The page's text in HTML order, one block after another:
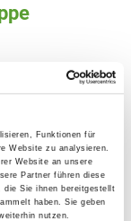
Funktionen für
Website zu analysieren.
Website an unsere
Partner führen diese
die Sie ihnen bereitgestellt
haben. Sie geben
nutzen.